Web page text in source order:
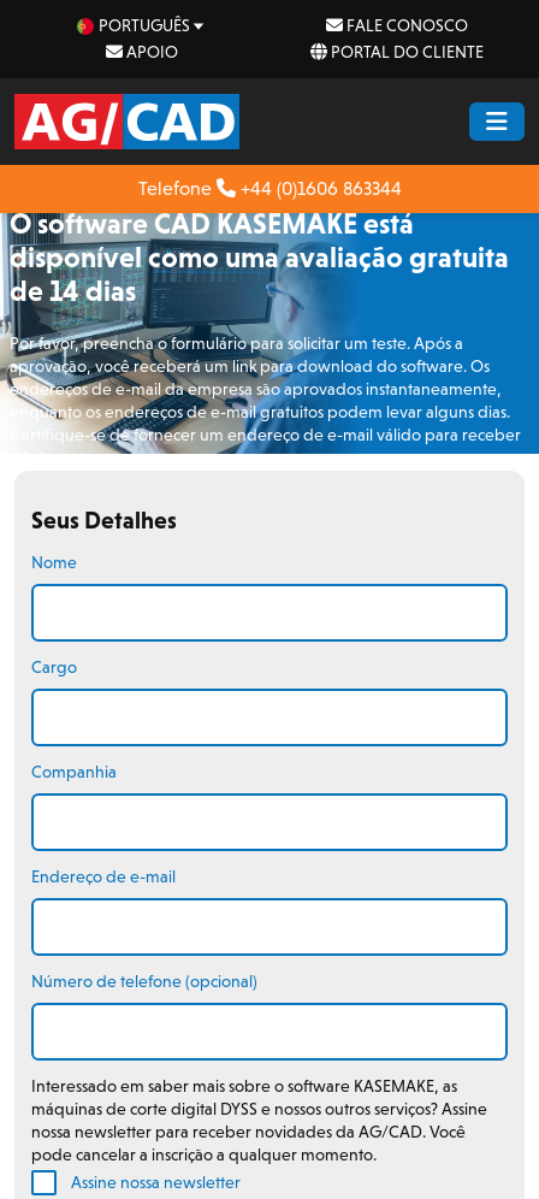
PORTUGUÊS
FALE CONOSCO
APOIO
PORTAL DO CLIENTE
Telefone +44 (0)1606 863344
O software CAD KASEMAKE está
disponível como uma avaliação gratuita
de 14 dias
Por favor, preencha o formulário para solicitar um teste. Após a
aprovação, você receberá um link para download do software. Os
endereços de e-mail da empresa são aprovados instantaneamente,
enquanto os endereços de e-mail gratuitos podem levar alguns dias.
Certifique-se de fornecer um endereço de e-mail válido para receber
Seus Detalhes
Nome
Cargo
Companhia
Endereço de e-mail
Número de telefone (opcional)
Interessado em saber mais sobre o software KASEMAKE, as
máquinas de corte digital DYSS e nossos outros serviços? Assine
nossa newsletter para receber novidades da AG/CAD. Você
pode cancelar a inscrição a qualquer momento.
Assine nossa newsletter